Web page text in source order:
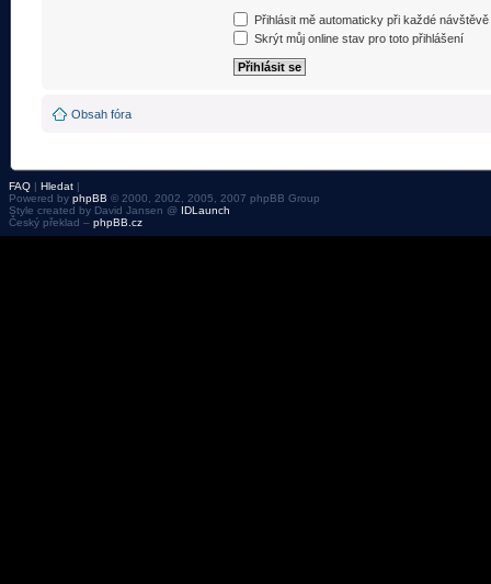
Přihlásit mě automaticky při každé návštěvě
Skrýt můj online stav pro toto přihlášení
Obsah fóra
FAQ | Hledat |
Powered by phpBB © 2000, 2002, 2005, 2007 phpBB Group
Style created by David Jansen @ IDLaunch
Český překlad – phpBB.cz